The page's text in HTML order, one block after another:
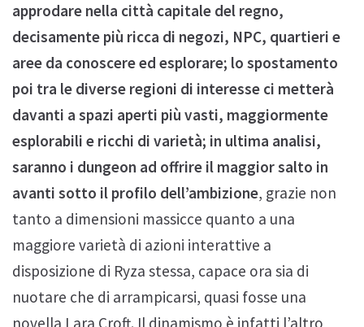
approdare nella città capitale del regno,
decisamente più ricca di negozi, NPC, quartieri e
aree da conoscere ed esplorare; lo spostamento
poi tra le diverse regioni di interesse ci metterà
davanti a spazi aperti più vasti, maggiormente
esplorabili e ricchi di varietà; in ultima analisi,
saranno i dungeon ad offrire il maggior salto in
avanti sotto il profilo dell’ambizione, grazie non
tanto a dimensioni massicce quanto a una
maggiore varietà di azioni interattive a
disposizione di Ryza stessa, capace ora sia di
nuotare che di arrampicarsi, quasi fosse una
novella Lara Croft. Il dinamismo è infatti l’altro